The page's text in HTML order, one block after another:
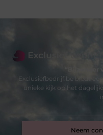
Exclusiefbedrijf.be biedt
unieke kijk op het
Neem